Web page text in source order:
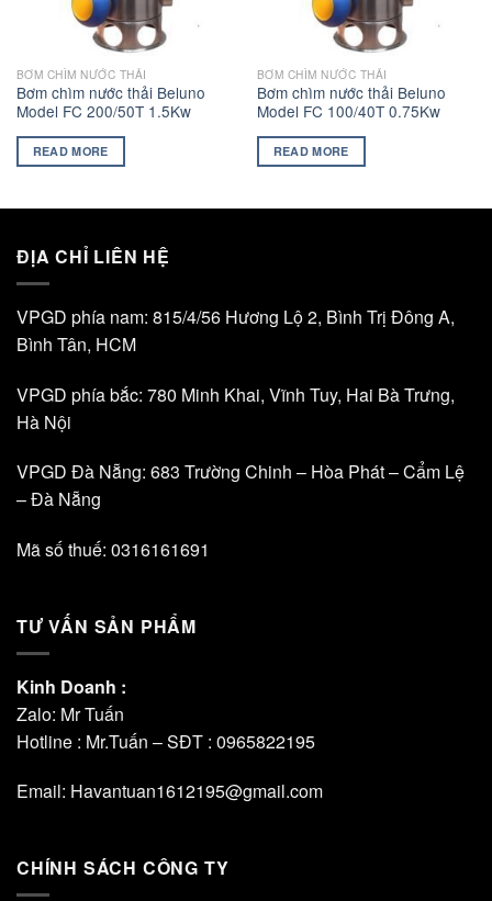
BƠM CHÌM NƯỚC THẢI
Bơm chìm nước thải Beluno
Model FC 200/50T 1.5Kw
READ MORE
BƠM CHÌM NƯỚC THẢI
Bơm chìm nước thải Beluno
Model FC 100/40T 0.75Kw
READ MORE
ĐỊA CHỈ LIÊN HỆ
VPGD phía nam: 815/4/56 Hương Lộ 2, Bình Trị Đông A,
Bình Tân, HCM
VPGD phía bắc: 780 Minh Khai, Vĩnh Tuy, Hai Bà Trưng,
Hà Nội
VPGD Đà Nẵng: 683 Trường Chinh – Hòa Phát – Cẩm Lệ
– Đà Nẵng
Mã số thuế: 0316161691
TƯ VẤN SẢN PHẨM
Kinh Doanh :
Zalo: Mr Tuấn
Hotline : Mr.Tuấn – SĐT : 0965822195
Email: Havantuan1612195@gmail.com
CHÍNH SÁCH CÔNG TY